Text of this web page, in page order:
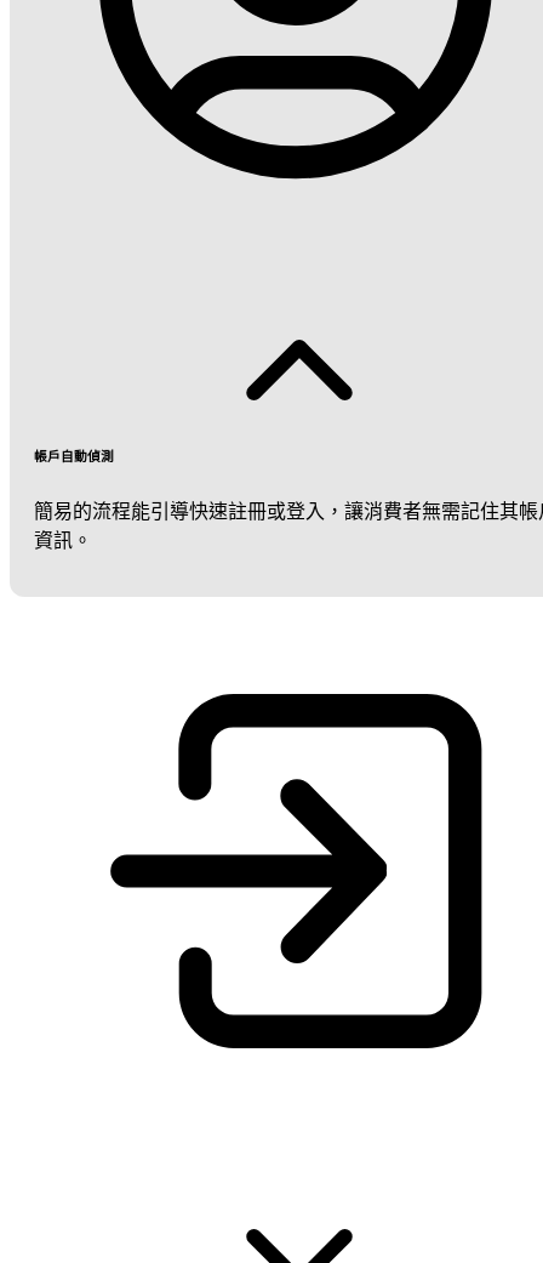
帳戶自動偵測
簡易的流程能引導快速註冊或登入，讓消費者無需記住其帳
資訊。